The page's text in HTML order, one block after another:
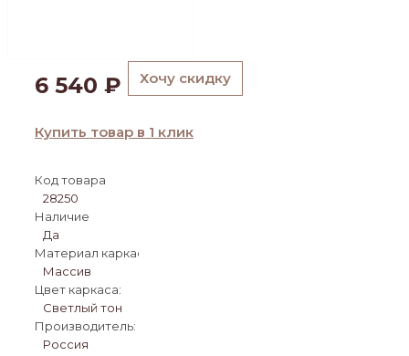
6 540 ₽ Хочу скидку
Купить товар в 1 клик
Код товара
28250
Наличие
Да
Материал каркаса:
Массив
Цвет каркаса:
Светлый тон
Производитель:
Россия